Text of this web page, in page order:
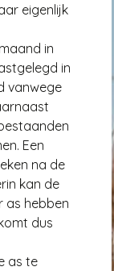
eigenlijk
in
in
vanwege
Een
na de
kan de
as hebben
dus
as te